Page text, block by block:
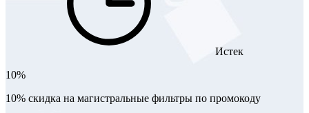
Истек
10%
10% скидка на магистральные фильтры по промокоду